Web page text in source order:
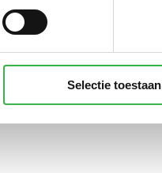
Selectie toestaan
(km)